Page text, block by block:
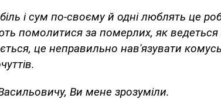
і сум по-своєму й одні люблять це
помолитися за померлих, як
це неправильно нав'язувати
Ви мене зрозуміли.